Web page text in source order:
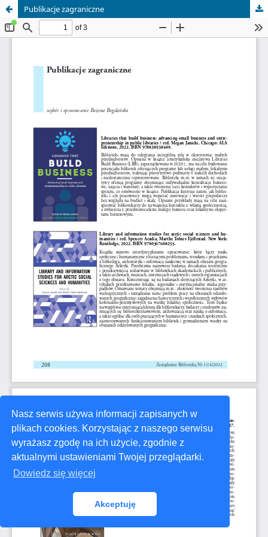
Nasz serwis używa informacji zapisanych w
plikach cookies. Korzystając z naszego serwisu
wyrażasz zgodę na ich użycie, zgodnie z
aktualnymi ustawieniami Twojej przeglądarki.
Dowiedz się więcej
Akceptuję
Publikacje zagraniczne